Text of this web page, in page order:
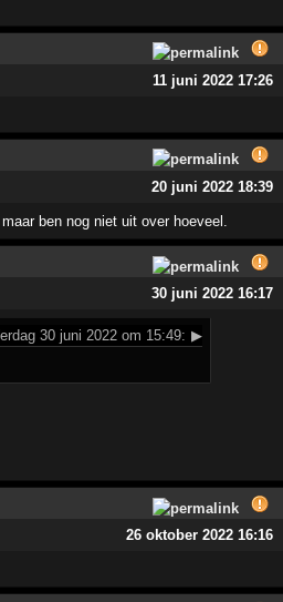
11 juni 2022 17:26
20 juni 2022 18:39
ben nog niet uit over hoeveel.
30 juni 2022 16:17
30 juni 2022 om 15:49: ▶
26 oktober 2022 16:16